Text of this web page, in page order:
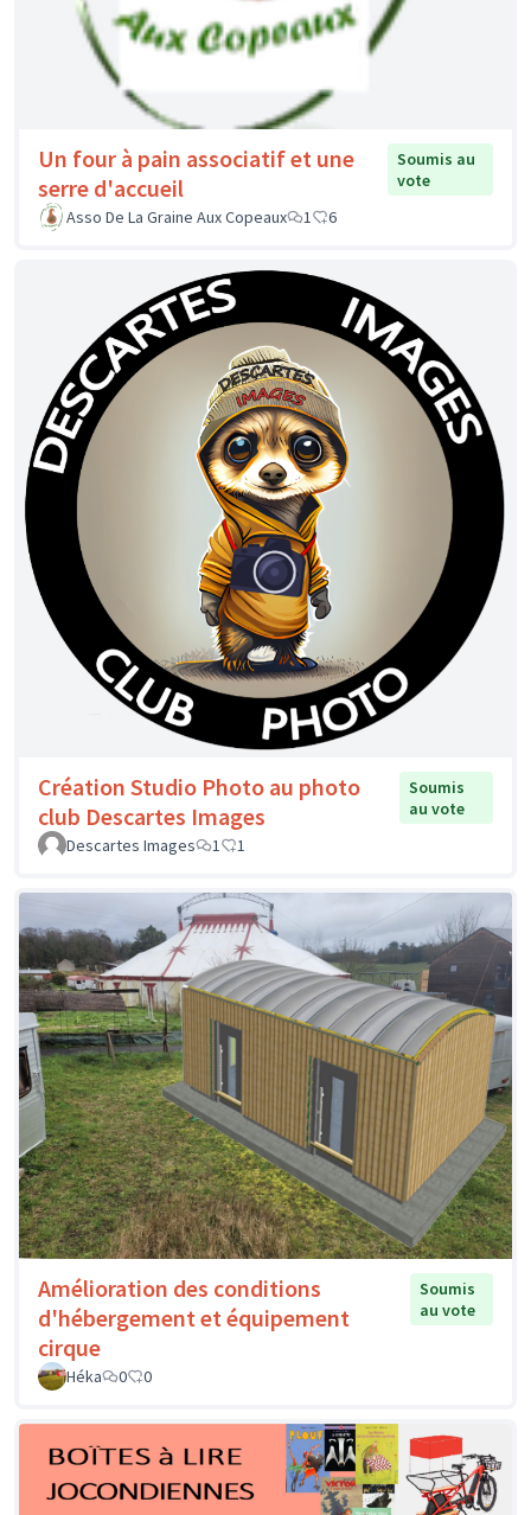
Un four à pain associatif et une
serre d'accueil
Soumis au
vote
Asso De La Graine Aux Copeaux
1 6
Création Studio Photo au photo
club Descartes Images
Soumis
au vote
Descartes Images
1 1
Amélioration des conditions
d'hébergement et équipement
cirque
Soumis
au vote
Héka 0 0